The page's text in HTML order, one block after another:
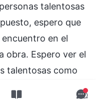
talentosas
espero que
encuentro en el
obra. Espero ver el
talentosas como
espero que pasen a
tres etapas de la